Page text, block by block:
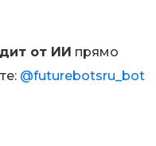
от ИИ прямо
@futurebotsru_bot